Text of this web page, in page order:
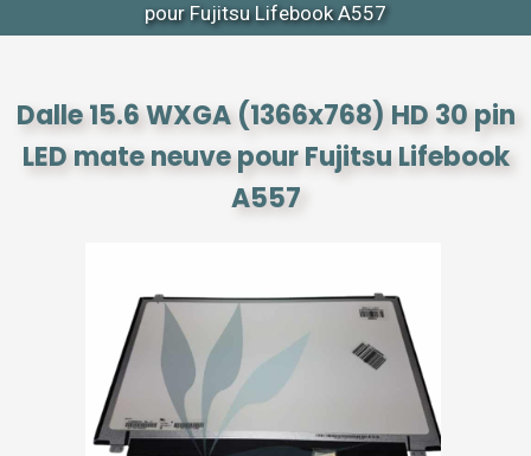
pour Fujitsu Lifebook A557
Dalle 15.6 WXGA (1366x768) HD 30 pin
LED mate neuve pour Fujitsu Lifebook
A557